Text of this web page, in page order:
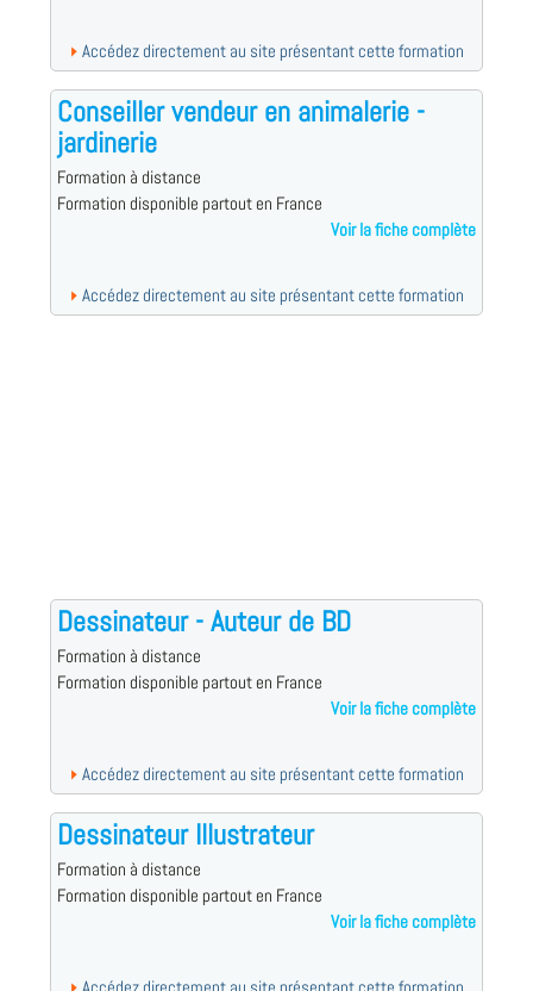
Accédez directement au site présentant cette formation
Conseiller vendeur en animalerie -
jardinerie
Formation à distance
Formation disponible partout en France
Voir la fiche complète
Accédez directement au site présentant cette formation
Dessinateur - Auteur de BD
Formation à distance
Formation disponible partout en France
Voir la fiche complète
Accédez directement au site présentant cette formation
Dessinateur Illustrateur
Formation à distance
Formation disponible partout en France
Voir la fiche complète